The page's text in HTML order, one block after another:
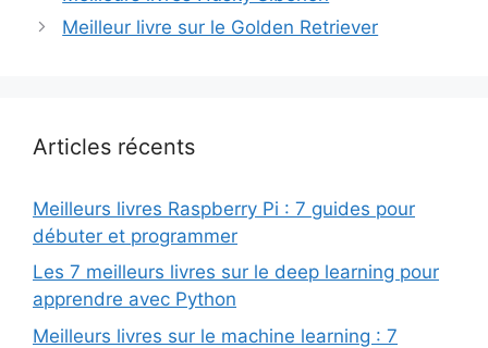
Meilleur livre sur le Golden Retriever
Articles récents
Meilleurs livres Raspberry Pi : 7 guides pour
débuter et programmer
Les 7 meilleurs livres sur le deep learning pour
apprendre avec Python
Meilleurs livres sur le machine learning : 7